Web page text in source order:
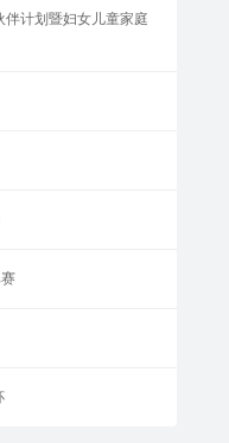
计划暨妇女儿童家庭